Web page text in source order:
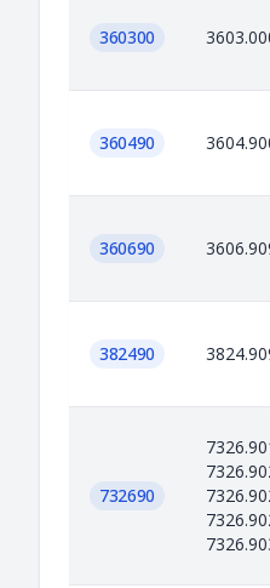
360300
360490
360690
382490
732690